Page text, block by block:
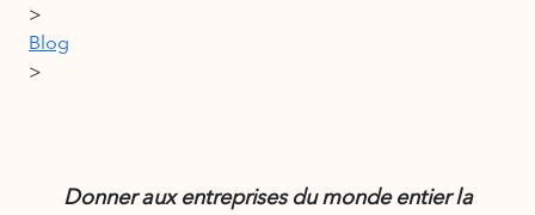
>
Blog
>
Donner aux entreprises du monde entier la